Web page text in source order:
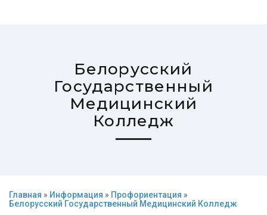
Белорусский
Государственный
Медицинский
Колледж
Главная » Информация » Профориентация »
Белорусский Государственный Медицинский Колледж